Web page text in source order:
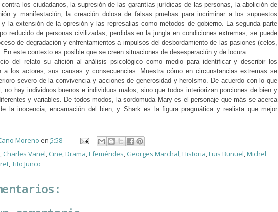
los ciudadanos, la supresión de las garantías jurídicas de las personas, la abolición de
y manifestación, la creación dolosa de falsas pruebas para incriminar a los supuestos
y la extensión de la opresión y las represalias como métodos de gobierno. La segunda parte
reducido de personas civilizadas, perdidas en la jungla en condiciones extremas, se puede
de degradación y enfrentamientos a impulsos del desbordamiento de las pasiones (celos,
este contexto es posible que se creen situaciones de desesperación y de locura.
del relato su afición al análisis psicológico como medio para identificar y describir los
a los actores, sus causas y consecuencias. Muestra cómo en circunstancias extremas se
severo de la convivencia y acciones de generosidad y heroísmo. De acuerdo con lo que
no hay individuos buenos e individuos malos, sino que todos interiorizan porciones de bien y
y variables. De todos modos, la sordomuda Mary es el personaje que más se acerca
la inocencia, encarnación del bien, y Shark es la figura pragmática y realista que mejor
Moreno en 5:58
, Charles Vanel, Cine,Drama,Efemérides, Georges Marchal,Historia,Luis Buñuel,Michel
,Tito Junco